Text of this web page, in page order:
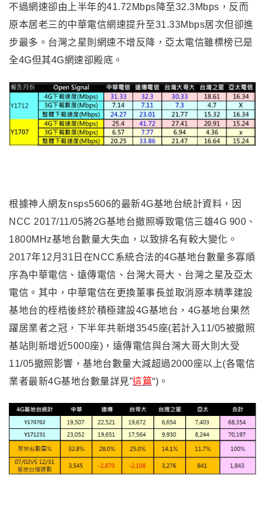
不過網速卻由上半年的41.72Mbps降至32.3Mbps，反而
原本居老三的中華電信網速提升至31.33Mbps居次但卻進
步最多。台灣之星則網速不增反降，亞太電信雖標榜已是
全4G但其4G網速卻殿底。
根據神人網友nsps5606的最新4G基地台統計資料，因
NCC 2017/11/05將2G基地台撤照導致電信三雄4G 900、
1800MHz基地台數量大失血，以致排名有較大變化。
2017年12月31日在NCC系統合法的4G基地台數量多寡順
序為中華電信、遠傳電信、台灣大哥大、台灣之星及亞太
電信。其中，中華電信在更換董事長並取消原本精準建設
基地台的桎梏後終於積極建設4G基地台，4G基地台果然
躍居業者之冠，下半年共新增3545座(若計入11/05被撤照
基站則新增近5000座)，遠傳電信與台灣大哥大則大受
11/05撤照影響，基地台數量大減超過2000座以上(各電信
業者最新4G基地台數量詳見”這篇“)。